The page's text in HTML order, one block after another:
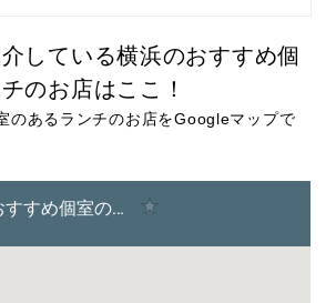
している横浜のおすすめ個
のお店はここ！
のあるランチのお店をGoogleマップで